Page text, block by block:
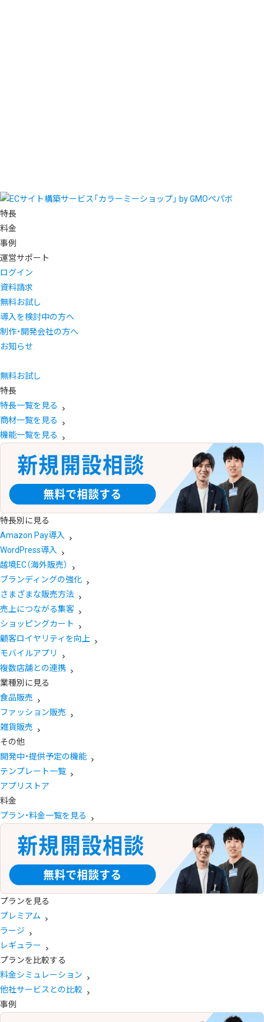
特長
料金
事例
運営サポート
ログイン
資料請求
無料お試し
導入を検討中の方へ
制作・開発会社の方へ
お知らせ
無料お試し
特長
特長一覧を見る
商材一覧を見る
機能一覧を見る
特長別に見る
Amazon Pay導入
WordPress導入
越境EC（海外販売）
ブランディングの強化
さまざまな販売方法
売上につながる集客
ショッピングカート
顧客ロイヤリティを向上
モバイルアプリ
複数店舗との連携
業種別に見る
食品販売
ファッション販売
雑貨販売
その他
開発中・提供予定の機能
テンプレート一覧
アプリストア
料金
プラン・料金一覧を見る
プランを見る
プレミアム
ラージ
レギュラー
プランを比較する
料金シミュレーション
他社サービスとの比較
事例